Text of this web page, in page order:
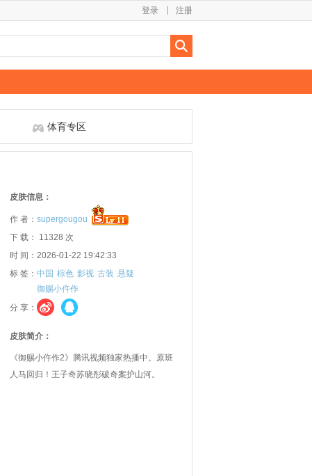
注册
登录
体育专区
皮肤信息：
作 者： supergougou
下 载： 11328 次
时 间：2026-01-22 19:42:33
标 签： 中国 棕色 影视 古装 悬疑
御赐小仵作
分 享：
皮肤简介：
《御赐小仵作2》腾讯视频独家热播中。原班
人马回归！王子奇苏晓彤破奇案护山河。